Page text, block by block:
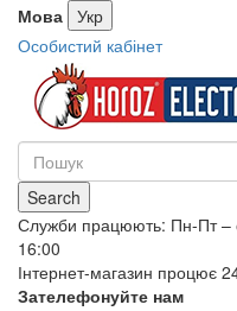
Мова Укр
Особистий кабінет
Search
Служби працюють: Пн-Пт –
16:00
Інтернет-магазин процює
Зателефонуйте нам